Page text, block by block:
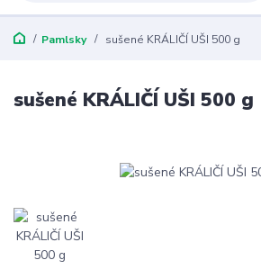
Pamlsky sušené KRÁLIČÍ UŠI 500 g
sušené KRÁLIČÍ UŠI 500 g